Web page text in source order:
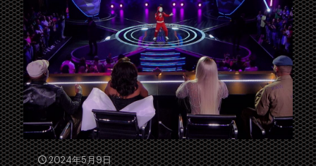
2024年5月9日